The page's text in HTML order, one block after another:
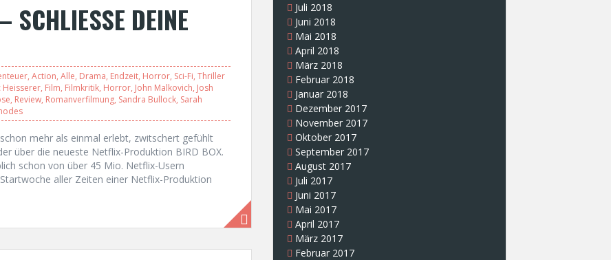
DEINE
, Action, Alle, Drama, Endzeit, Horror, Sci-Fi, Thriller
Heisserer, Film, Filmkritik, Horror, John Malkovich, Josh
, Review, Romanverfilmung, Sandra Bullock, Sarah
mehr als einmal erlebt, zwitschert gefühlt
über die neueste Netflix-Produktion BIRD BOX.
schon von über 45 Mio. Netflix-Usern
aller Zeiten einer Netflix-Produktion
Juli 2018
Juni 2018
Mai 2018
April 2018
März 2018
Februar 2018
Januar 2018
Dezember 2017
November 2017
Oktober 2017
September 2017
August 2017
Juli 2017
Juni 2017
Mai 2017
April 2017
März 2017
Februar 2017